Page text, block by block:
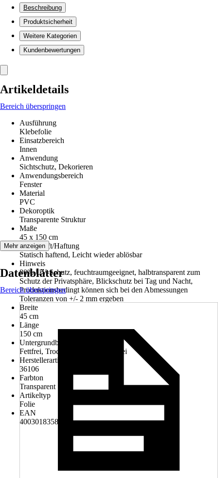
Beschreibung
Produktsicherheit
Weitere Kategorien
Kundenbewertungen
Artikeldetails
Bereich überspringen
Ausführung
Klebefolie
Einsatzbereich
Innen
Anwendung
Sichtschutz, Dekorieren
Anwendungsbereich
Fenster
Material
PVC
Dekoroptik
Transparente Struktur
Maße
45 x 150 cm
Klebekraft/Haftung
Statisch haftend, Leicht wieder ablösbar
Hinweis
80% UV-Schutz, feuchtraumgeeignet, halbtransparent zum
Schutz der Privatsphäre, Blickschutz bei Tag und Nacht,
Produktionsbedingt können sich bei den Abmessungen
Toleranzen von +/- 2 mm ergeben
Breite
45 cm
Länge
150 cm
Untergrundbeschaffenheit
Fettfrei, Trocken, Sauber, Staubfrei
Herstellerartikelnummer
36106
Farbton
Transparent
Artikeltyp
Folie
EAN
4003018358343
Mehr anzeigen
Datenblätter
Bereich überspringen